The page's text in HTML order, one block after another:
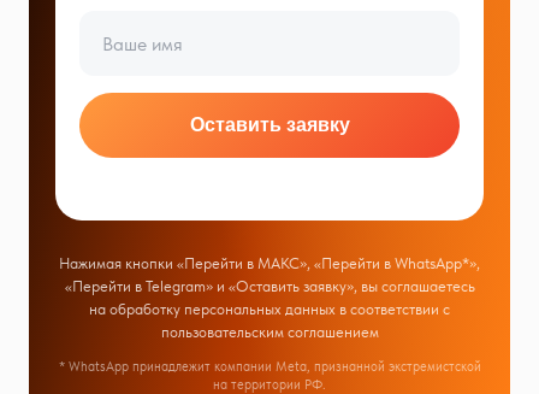
Оставить заявку
Нажимая кнопки «Перейти в МАКС», «Перейти в WhatsApp*»,
«Перейти в Telegram» и «Оставить заявку», вы соглашаетесь
на обработку персональных данных в соответствии с
пользовательским соглашением
* WhatsApp принадлежит компании Meta, признанной экстремистской
на территории РФ.